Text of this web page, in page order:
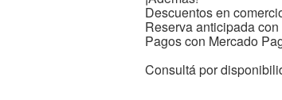
Descuentos en
Reserva anticipada
Pagos con Mercado
Consultá por